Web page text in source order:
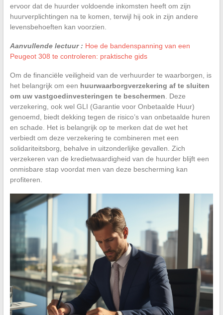
ervoor dat de huurder voldoende inkomsten heeft om zijn
huurverplichtingen na te komen, terwijl hij ook in zijn andere
levensbehoeften kan voorzien.
Aanvullende lectuur : Hoe de bandenspanning van een
Peugeot 308 te controleren: praktische gids
Om de financiële veiligheid van de verhuurder te waarborgen, is
het belangrijk om een huurwaarborgverzekering af te sluiten
om uw vastgoedinvesteringen te beschermen . Deze
verzekering, ook wel GLI (Garantie voor Onbetaalde Huur)
genoemd, biedt dekking tegen de risico’s van onbetaalde huren
en schade. Het is belangrijk op te merken dat de wet het
verbiedt om deze verzekering te combineren met een
solidariteitsborg, behalve in uitzonderlijke gevallen. Zich
verzekeren van de kredietwaardigheid van de huurder blijft een
onmisbare stap voordat men van deze bescherming kan
profiteren.